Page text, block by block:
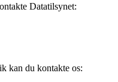
Datatilsynet:
kan du kontakte os: